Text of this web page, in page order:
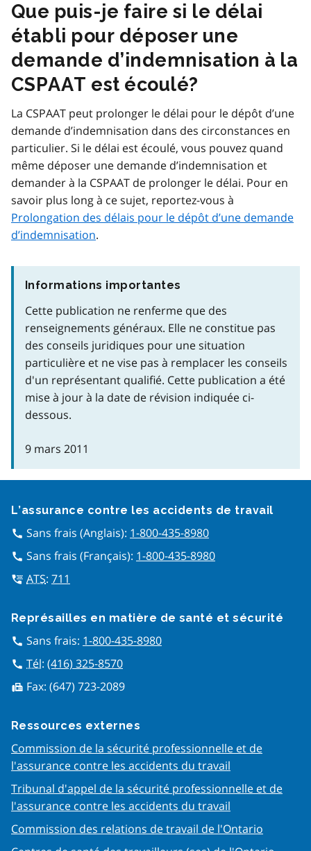
Que puis-je faire si le délai
établi pour déposer une
demande d’indemnisation à la
CSPAAT est écoulé?
La CSPAAT peut prolonger le délai pour le dépôt d’une
demande d’indemnisation dans des circonstances en
particulier. Si le délai est écoulé, vous pouvez quand
même déposer une demande d’indemnisation et
demander à la CSPAAT de prolonger le délai. Pour en
savoir plus long à ce sujet, reportez-vous à
Prolongation des délais pour le dépôt d’une demande
d’indemnisation.
Informations importantes
Cette publication ne renferme que des
renseignements généraux. Elle ne constitue pas
des conseils juridiques pour une situation
particulière et ne vise pas à remplacer les conseils
d'un représentant qualifié. Cette publication a été
mise à jour à la date de révision indiquée ci-
dessous.
9 mars 2011
L’assurance contre les accidents de travail
call Sans frais (Anglais): 1-800-435-8980
call Sans frais (Français): 1-800-435-8980
tty ATS: 711
Représailles en matière de san​té et sécurité
call Sans frais: 1-800-435-8980
call Tél: (416) 325-8570
fax Fax: (647) 723-2089
Ressources externes
Commission de la sécurité professionnelle et de
l'assurance contre les accidents du travail
Tribunal d'appel de la sécurité professionnelle et de
l'assurance contre les accidents du travail
Commission des relations de travail de l'Ontario